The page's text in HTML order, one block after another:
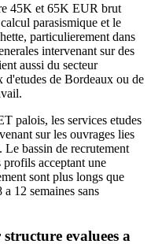
45K et 65K EUR brut
parasismique et le
particulierement dans
intervenant sur des
aussi du secteur
d'etudes de Bordeaux ou de
palois, les services etudes
sur les ouvrages lies
bassin de recrutement
profils acceptant une
sont plus longs que
12 semaines sans
structure evaluees a